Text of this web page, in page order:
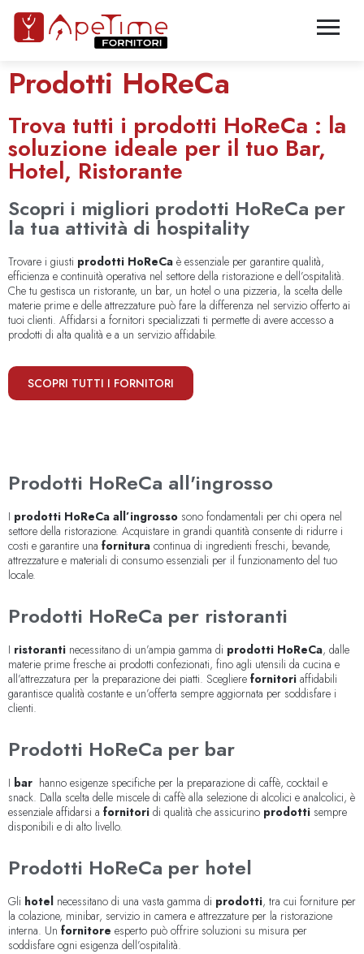
Prodotti HoReCa
Trova tutti i prodotti HoReCa : la
soluzione ideale per il tuo Bar,
Hotel, Ristorante
Scopri i migliori prodotti HoReCa per
la tua attività di hospitality
Trovare i giusti prodotti HoReCa è essenziale per garantire qualità,
efficienza e continuità operativa nel settore della ristorazione e dell’ospitalità.
Che tu gestisca un ristorante, un bar, un hotel o una pizzeria, la scelta delle
materie prime e delle attrezzature può fare la differenza nel servizio offerto ai
tuoi clienti. Affidarsi a fornitori specializzati ti permette di avere accesso a
prodotti di alta qualità e a un servizio affidabile.
SCOPRI TUTTI I FORNITORI
Prodotti HoReCa all'ingrosso
I prodotti HoReCa all’ingrosso sono fondamentali per chi opera nel
settore della ristorazione. Acquistare in grandi quantità consente di ridurre i
costi e garantire una fornitura continua di ingredienti freschi, bevande,
attrezzature e materiali di consumo essenziali per il funzionamento del tuo
locale.
Prodotti HoReCa per ristoranti
I ristoranti necessitano di un’ampia gamma di prodotti HoReCa, dalle
materie prime fresche ai prodotti confezionati, fino agli utensili da cucina e
all’attrezzatura per la preparazione dei piatti. Scegliere fornitori affidabili
garantisce qualità costante e un’offerta sempre aggiornata per soddisfare i
clienti.
Prodotti HoReCa per bar
I bar hanno esigenze specifiche per la preparazione di caffè, cocktail e
snack. Dalla scelta delle miscele di caffè alla selezione di alcolici e analcolici, è
essenziale affidarsi a fornitori di qualità che assicurino prodotti sempre
disponibili e di alto livello.
Prodotti HoReCa per hotel
Gli hotel necessitano di una vasta gamma di prodotti, tra cui forniture per
la colazione, minibar, servizio in camera e attrezzature per la ristorazione
interna. Un fornitore esperto può offrire soluzioni su misura per
soddisfare ogni esigenza dell’ospitalità.